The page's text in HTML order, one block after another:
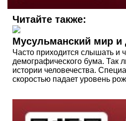
Читайте также:
Мусульманский мир и
Часто приходится слышать и
демографического бума. Так
истории человечества.
скоростью падает уровень